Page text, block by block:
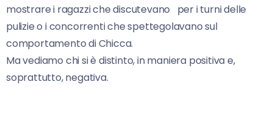
mostrare i ragazzi che discutevano per i turni delle
pulizie o i concorrenti che spettegolavano sul
comportamento di Chicca.
Ma vediamo chi si è distinto, in maniera positiva e,
soprattutto, negativa.